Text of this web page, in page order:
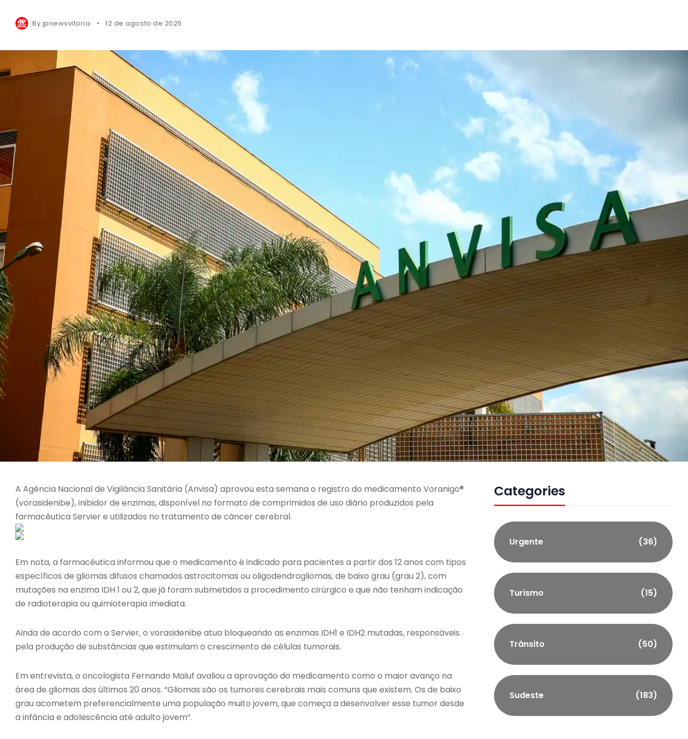
By jpnewsvitoria 12 de agosto de 2025
A Agência Nacional de Vigilância Sanitária (Anvisa) aprovou esta semana o registro do medicamento Voranigo®
(vorasidenibe), inibidor de enzimas, disponível no formato de comprimidos de uso diário produzidos pela
farmacêutica Servier e utilizados no tratamento de câncer cerebral.
Em nota, a farmacêutica informou que o medicamento é indicado para pacientes a partir dos 12 anos com tipos
específicos de gliomas difusos chamados astrocitomas ou oligodendrogliomas, de baixo grau (grau 2), com
mutações na enzima IDH 1 ou 2, que já foram submetidos a procedimento cirúrgico e que não tenham indicação
de radioterapia ou quimioterapia imediata.
Ainda de acordo com a Servier, o vorasidenibe atua bloqueando as enzimas IDH1 e IDH2 mutadas, responsáveis
pela produção de substâncias que estimulam o crescimento de células tumorais.
Em entrevista, o oncologista Fernando Maluf avaliou a aprovação do medicamento como o maior avanço na
área de gliomas dos últimos 20 anos. “Gliomas são os tumores cerebrais mais comuns que existem. Os de baixo
grau acometem preferencialmente uma população muito jovem, que começa a desenvolver esse tumor desde
a infância e adolescência até adulto jovem”.
Categories
Urgente (36)
Turismo (15)
Trânsito (50)
Sudeste (183)